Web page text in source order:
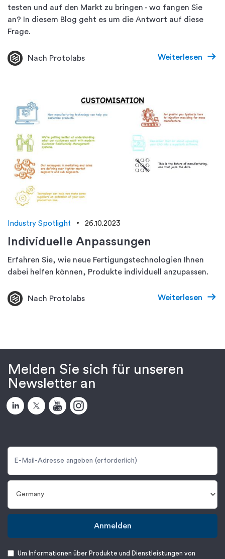
testen und auf den Markt zu bringen - wo fangen Sie
an? In diesem Blog geht es um die Antwort auf diese
Frage.
Nach Protolabs Weiterlesen
Industry Spotlight 26.10.2023
Individuelle Anpassungen
Erfahren Sie, wie neue Fertigungstechnologien Ihnen
dabei helfen können, Produkte individuell anzupassen.
Nach Protolabs Weiterlesen
Melden Sie sich für unseren
Newsletter an
Anmelden
Um Informationen über Produkte und Dienstleistungen von